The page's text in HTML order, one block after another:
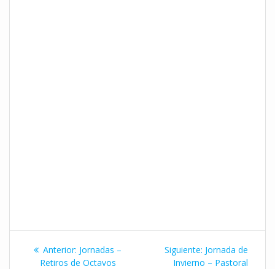
Navegación
Anterior: Entrada
anterior:
Jornadas –
Retiros de Octavos
Siguiente: Siguiente
entrada:
Jornada de
Invierno – Pastoral